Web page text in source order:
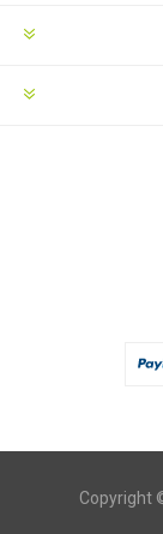
Copyright